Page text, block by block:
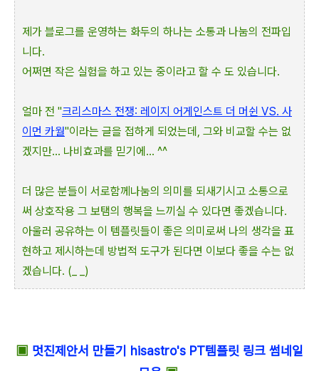
제가 블로그를 운영하는 화두의 하나는 소통과 나눔의 전파입
니다.
어쩌면 작은 실험을 하고 있는 중이라고 할 수 도 있습니다.
얼마 전 "크리스마스 전쟁: 레이지 어게인스트 더 머쉰 VS. 사
이먼 카월"이라는 글을 접하게 되었는데, 그와 비교할 수는 없
겠지만... 나비효과를 믿기에... ^^
더 많은 분들이 서로함께나눔의 의미를 되새기시고 소통으로
써 상호작용 그 보탬의 행복을 느끼실 수 있다면 좋겠습니다.
아울러 공유하는 이 템플릿들이 좋은 의미로써 나의 생각을 표
현하고 제시하는데 방법적 도구가 된다면 이보다 좋을 수는 없
겠습니다. (_ _)
▣ 멋진제안서 만들기 hisastro's PT템플릿 링크 썸네일